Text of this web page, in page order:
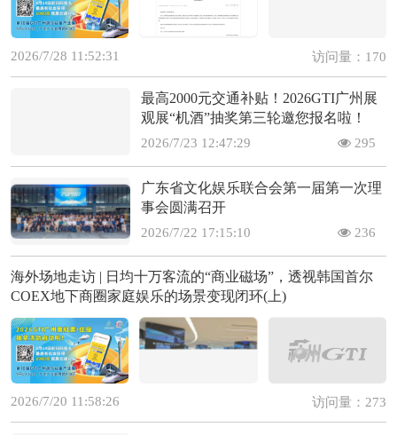
2026/7/28 11:52:31 访问量：170
最高2000元交通补贴！2026GTI广州展
观展“机酒”抽奖第三轮邀您报名啦！
2026/7/23 12:47:29 295
广东省文化娱乐联合会第一届第一次理
事会圆满召开
2026/7/22 17:15:10 236
海外场地走访 | 日均十万客流的“商业磁场”，透视韩国首尔
COEX地下商圈家庭娱乐的场景变现闭环(上)
2026/7/20 11:58:26 访问量：273